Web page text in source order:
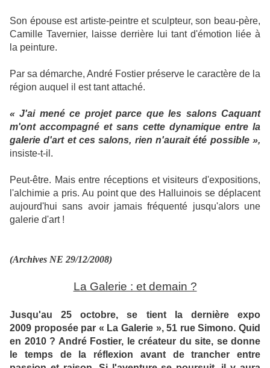
Son épouse est artiste-peintre et sculpteur, son beau-père,
Camille Tavernier, laisse derrière lui tant d'émotion liée à
la peinture.
Par sa démarche, André Fostier préserve le caractère de la
région auquel il est tant attaché.
« J'ai mené ce projet parce que les salons Caquant
m'ont accompagné et sans cette dynamique entre la
galerie d'art et ces salons, rien n'aurait été possible »,
insiste-t-il.
Peut-être. Mais entre réceptions et visiteurs d'expositions,
l'alchimie a pris. Au point que des Halluinois se déplacent
aujourd'hui sans avoir jamais fréquenté jusqu'alors une
galerie d'art !
(Archives NE 29/12/2008)
La Galerie : et demain ?
Jusqu'au 25 octobre, se tient la dernière expo
2009 proposée par « La Galerie », 51 rue Simono. Quid
en 2010 ? André Fostier, le créateur du site, se donne
le temps de la réflexion avant de trancher entre